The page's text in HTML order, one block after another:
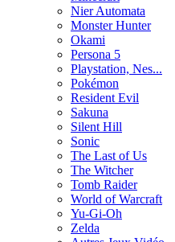
Nier Automata
Monster Hunter
Okami
Persona 5
Playstation, Nes...
Pokémon
Resident Evil
Sakuna
Silent Hill
Sonic
The Last of Us
The Witcher
Tomb Raider
World of Warcraft
Yu-Gi-Oh
Zelda